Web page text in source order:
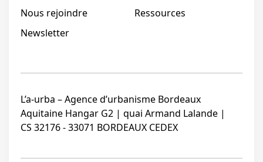
Nous rejoindre
Ressources
Newsletter
L’a-urba – Agence d’urbanisme Bordeaux
Aquitaine Hangar G2 | quai Armand Lalande |
CS 32176 - 33071 BORDEAUX CEDEX